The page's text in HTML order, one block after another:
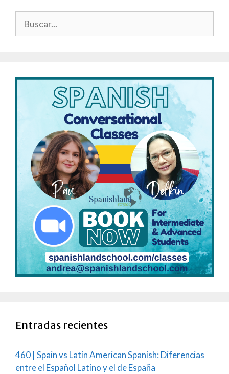
Entradas recientes
460 | Spain vs Latin American Spanish: Diferencias
entre el Español Latino y el de España